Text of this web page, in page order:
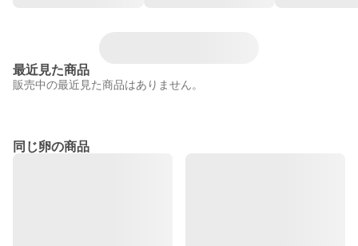
最近見た商品
販売中の最近見た商品はありません。
同じ卵の商品